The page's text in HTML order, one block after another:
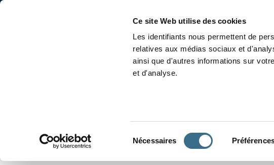
Ce site Web utilise des cookies
Les identifiants nous permettent de
relatives aux médias sociaux et
ainsi que d'autres informations sur
et d'analyse.
Nécessaires